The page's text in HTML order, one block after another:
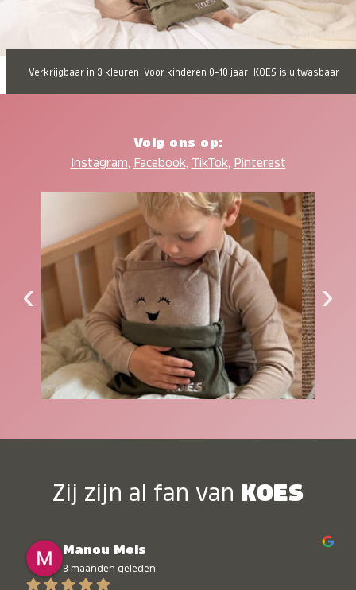
Verkrijgbaar in 3 kleuren Voor kinderen 0-10 jaar KOES is uitwasbaar
Volg ons op:
Instagram, Facebook, TikTok, Pinterest
‹ ›
Zij zijn al fan van KOES
Manou Mols
3 maanden geleden